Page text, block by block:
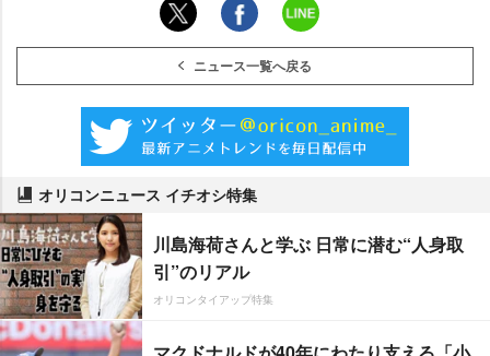
ニュース一覧へ戻る
オリコンニュース イチオシ特集
川島海荷さんと学ぶ 日常に潜む“人身取
引”のリアル
オリコンタイアップ特集